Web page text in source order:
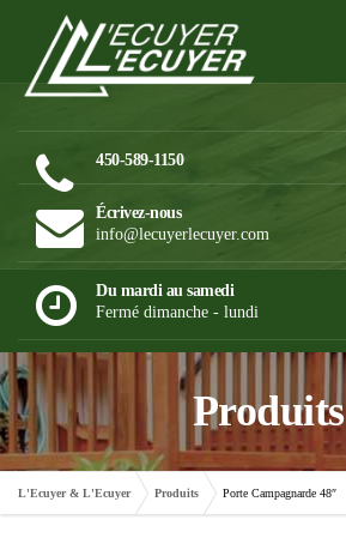
450-589-1150
Écrivez-nous
info@lecuyerlecuyer.com
Du mardi au samedi
Fermé dimanche - lundi
Produits
L'Ecuyer & L'Ecuyer Produits Porte Campagnarde 48″